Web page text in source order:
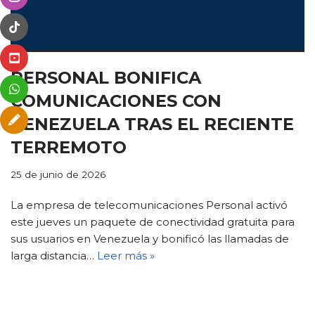
PERSONAL BONIFICA
COMUNICACIONES CON
VENEZUELA TRAS EL RECIENTE
TERREMOTO
25 de junio de 2026
La empresa de telecomunicaciones Personal activó
este jueves un paquete de conectividad gratuita para
sus usuarios en Venezuela y bonificó las llamadas de
larga distancia… Leer más »